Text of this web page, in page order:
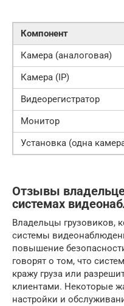
Компонент
Камера (аналоговая)
Камера (IP)
Видеорегистратор
Монитор
Установка (одна
Отзывы
системах
Владельцы грузовиков,
системы
повышение
говорят о том, что
кражу груза или
клиентами. Некоторые
настройки и